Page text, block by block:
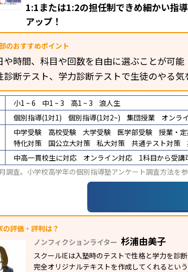
1:1または1:2の担任制できめ細かい指
アップ！
のおすすめポイント
や時間、科目や回数を自由に選ぶことが可能
診断テスト、学力診断テストで生徒のやる気
小1 ~ 6 中1 ~ 3 高1 ~ 3
浪人生
個別指導(1対1) 個別指導(1対2~) 集団授業 オンラ
中学受験 高校受験 大学受験 医学部受験 授業・
特化対策
国公立大対策 私大対策 共通テスト対策
中高一貫校生に対応 オンライン対応 1科目から受講
調査。 小学校高学年の個別指導塾アンケート調査方法を
の評価・評判は？
ノンフィクションライター 杉浦由美子
スクールIEは入塾時のテストで性格と学力を診
完全オリジナルテキストを作成してくれるとい